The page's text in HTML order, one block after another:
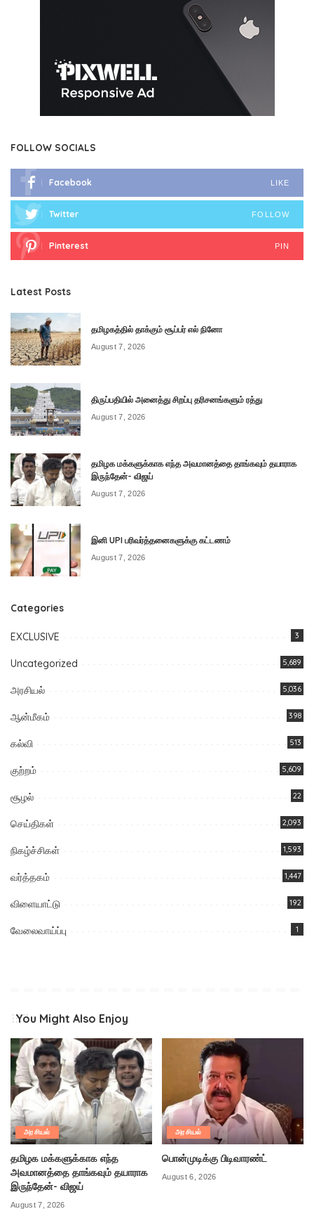
FOLLOW SOCIALS
Facebook LIKE
Twitter FOLLOW
Pinterest PIN
Latest Posts
தமிழகத்தில் தாக்கும் சூப்பர் எல் நினோ
August 7, 2026
திருப்பதியில் அனைத்து சிறப்பு தரிசனங்களும் ரத்து
August 7, 2026
தமிழக மக்களுக்காக எந்த அவமானத்தை தாங்கவும் தயாராக
இருந்தேன்- விஜய்
August 7, 2026
இனி UPI பரிவர்த்தனைகளுக்கு கட்டணம்
August 7, 2026
Categories
EXCLUSIVE 3
Uncategorized 5,689
அரசியல் 5,036
ஆன்மீகம் 398
கல்வி 513
குற்றம் 5,609
சூழல் 22
செய்திகள் 2,093
நிகழ்ச்சிகள் 1,593
வர்த்தகம் 1,447
விளையாட்டு 192
வேலைவாய்ப்பு 1
You Might Also Enjoy
அரசியல்
தமிழக மக்களுக்காக எந்த
அவமானத்தை தாங்கவும் தயாராக
இருந்தேன்- விஜய்
August 7, 2026
அரசியல்
பொன்முடிக்கு பிடிவாரண்ட்
August 6, 2026